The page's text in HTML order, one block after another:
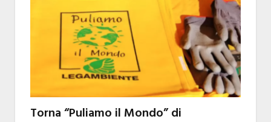
Torna “Puliamo il Mondo” di